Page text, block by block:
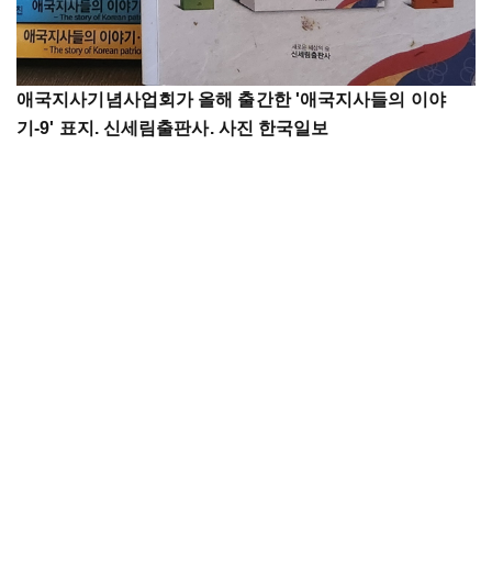
애국지사기념사업회가 올해 출간한 '애국지사들의 이야
기-9' 표지. 신세림출판사. 사진 한국일보